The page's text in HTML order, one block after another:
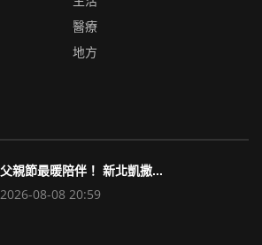
醫療
地方
父親節最暖陪伴！ 新北凱撒...
2026-08-08 20:59